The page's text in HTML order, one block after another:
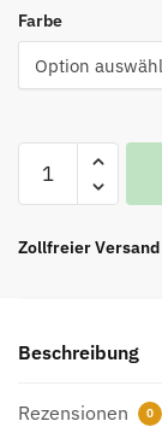
Farbe
Shirt
Brustlogo-
Zollfreier
Beschreibung
Rezensionen 0